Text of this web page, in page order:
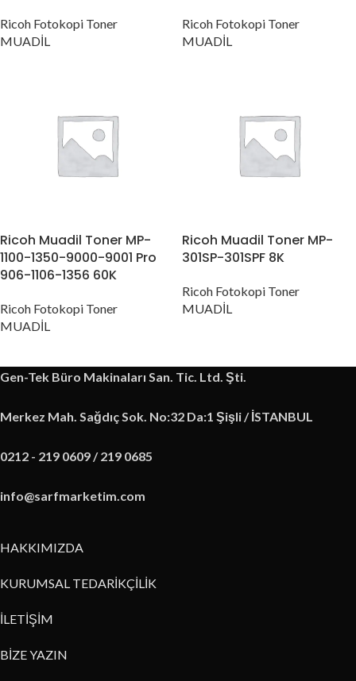
Ricoh Fotokopi Toner
MUADİL
Ricoh Fotokopi Toner
MUADİL
Ricoh Muadil Toner MP-
1100-1350-9000-9001 Pro
906-1106-1356 60K
Ricoh Fotokopi Toner
MUADİL
Ricoh Muadil Toner MP-
301SP-301SPF 8K
Ricoh Fotokopi Toner
MUADİL
Gen-Tek Büro Makinaları San. Tic. Ltd. Şti.
Merkez Mah. Sağdıç Sok. No:32 Da:1 Şişli / İSTANBUL
0212 - 219 0609 / 219 0685
info@sarfmarketim.com
HAKKIMIZDA
KURUMSAL TEDARİKÇİLİK
İLETİŞİM
BİZE YAZIN